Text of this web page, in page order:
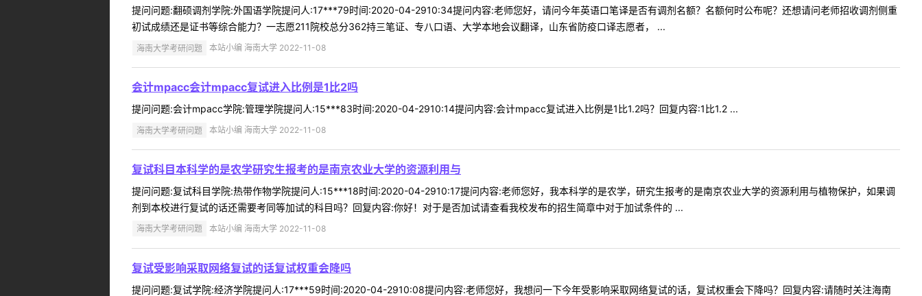
提问问题:翻硕调剂学院:外国语学院提问人:17***79时间:2020-04-2910:34提问内容:老师您好，请问今年英语口笔译是否有调剂名额？名额何时公布呢？还想请问老师招收调剂侧重
初试成绩还是证书等综合能力？一志愿211院校总分362持三笔证、专八口语、大学本地会议翻译，山东省防疫口译志愿者， ...
海南大学考研问题 本站小编 海南大学 2022-11-08
会计mpacc会计mpacc复试进入比例是1比2吗
提问问题:会计mpacc学院:管理学院提问人:15***83时间:2020-04-2910:14提问内容:会计mpacc复试进入比例是1比1.2吗？回复内容:1比1.2 ...
海南大学考研问题 本站小编 海南大学 2022-11-08
复试科目本科学的是农学研究生报考的是南京农业大学的资源利用与
提问问题:复试科目学院:热带作物学院提问人:15***18时间:2020-04-2910:17提问内容:老师您好，我本科学的是农学，研究生报考的是南京农业大学的资源利用与植物保护，如果调
剂到本校进行复试的话还需要考同等加试的科目吗？回复内容:你好！对于是否加试请查看我校发布的招生简章中对于加试条件的 ...
海南大学考研问题 本站小编 海南大学 2022-11-08
复试受影响采取网络复试的话复试权重会降吗
提问问题:复试学院:经济学院提问人:17***59时间:2020-04-2910:08提问内容:老师您好，我想问一下今年受影响采取网络复试的话，复试权重会下降吗？回复内容:请随时关注海南